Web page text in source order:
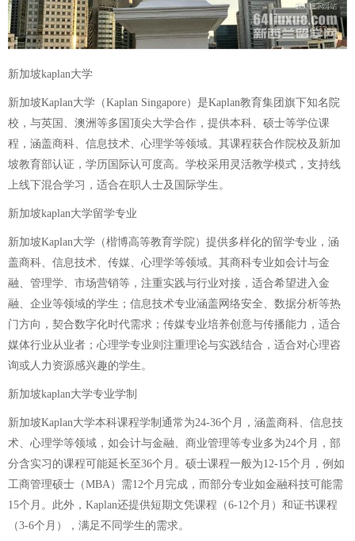
新加坡kaplan大学
新加坡Kaplan大学（Kaplan Singapore）是Kaplan教育集团旗下知名院
校，与英国、澳洲等多国顶尖大学合作，提供本科、硕士等学位课
程，涵盖商科、信息技术、心理学等领域。其课程获合作院校及新加
坡教育部认证，学历国际认可度高。学校采用灵活教学模式，支持线
上线下混合学习，适合在职人士及国际学生。
新加坡kaplan大学留学专业
新加坡Kaplan大学（楷博高等教育学院）提供多样化的留学专业，涵
盖商科、信息技术、传媒、心理学等领域。其商科专业如会计与金
融、管理学、市场营销等，注重实践与行业对接，适合希望进入金
融、企业等领域的学生；信息技术专业涵盖网络安全、数据分析等热
门方向，契合数字化时代需求；传媒专业培养创意与传播能力，适合
媒体行业从业者；心理学专业则注重理论与实践结合，适合对心理咨
询或人力资源感兴趣的学生。
新加坡kaplan大学专业学制
新加坡Kaplan大学本科课程学制通常为24-36个月，涵盖商科、信息技
术、心理学等领域，如会计与金融、商业管理等专业多为24个月，部
分含实习的课程可能延长至36个月。硕士课程一般为12-15个月，例如
工商管理硕士（MBA）需12个月完成，而部分专业如金融科技可能需
15个月。此外，Kaplan还提供短期文凭课程（6-12个月）和证书课程
（3-6个月），满足不同学生的需求。